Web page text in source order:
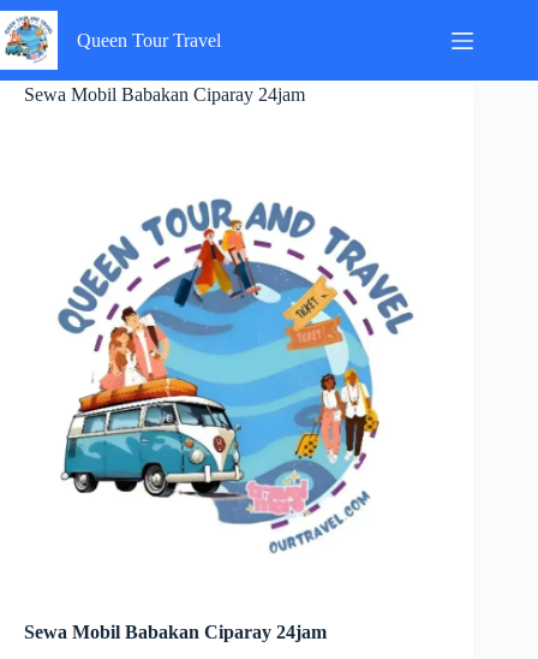
Skip
to
content
Queen Tour Travel
Sewa Mobil Babakan Ciparay 24jam
Sewa Mobil Babakan Ciparay 24jam